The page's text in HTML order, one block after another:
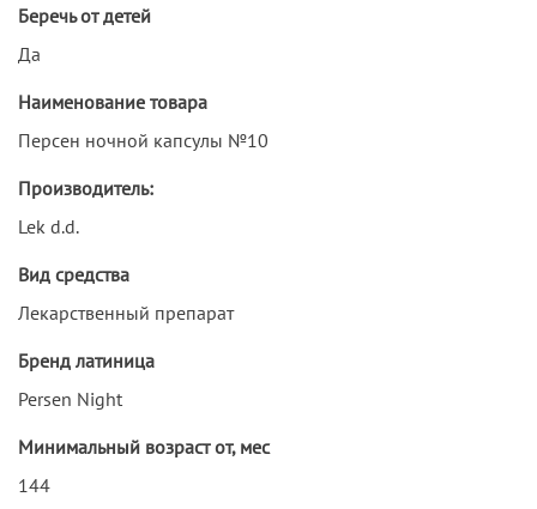
Беречь от детей
Да
Наименование товара
Персен ночной капсулы №10
Производитель:
Lek d.d.
Вид средства
Лекарственный препарат
Бренд латиница
Persen Night
Минимальный возраст от, мес
144